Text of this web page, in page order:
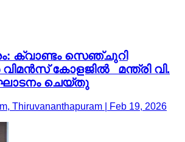
ക്വാണ്ടം സെഞ്ചുറി
കോളജിൽ മന്ത്രി വി.
ചെയ്തു
Thiruvananthapuram | Feb 19, 2026